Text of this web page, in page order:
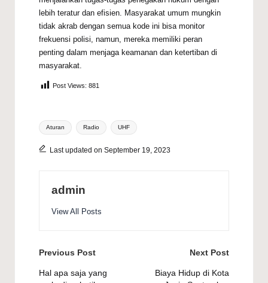
lebih teratur dan efisien. Masyarakat umum mungkin
tidak akrab dengan semua kode ini bisa monitor
frekuensi polisi, namun, mereka memiliki peran
penting dalam menjaga keamanan dan ketertiban di
masyarakat.
Post Views: 881
Tags:
Aturan Radio UHF
Last updated on September 19, 2023
admin
View All Posts
Post
navigation
Previous Post
Hal apa saja yang
Next Post
Biaya Hidup di Kota